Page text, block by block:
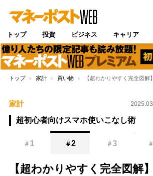
トップ 投資 ビジネス キャリア
トップ 家計 買い物 【超わかりやすく完全図
家計
超初心者向けスマホ使いこなし術
＃ 1 ＃2 ＃3
【超わかりやすく完全図解